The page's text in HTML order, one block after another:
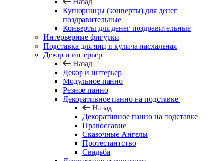
Назад
Купюрницы (конверты) для денег
поздравительные
Конверты для денег поздравительные
Интерьерные фигурки
Подставка для яиц и кулича пасхальная
Декор и интерьер
Назад
Декор и интерьер
Модульное панно
Резное панно
Декоративное панно на подставке
Назад
Декоративное панно на подставке
Православие
Сказочные Ангелы
Протестантство
Свадьба